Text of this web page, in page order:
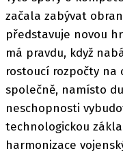
začala zabývat
představuje novou
má pravdu, když
rostoucí rozpočty
společně, namísto
neschopnosti
technologickou
harmonizace